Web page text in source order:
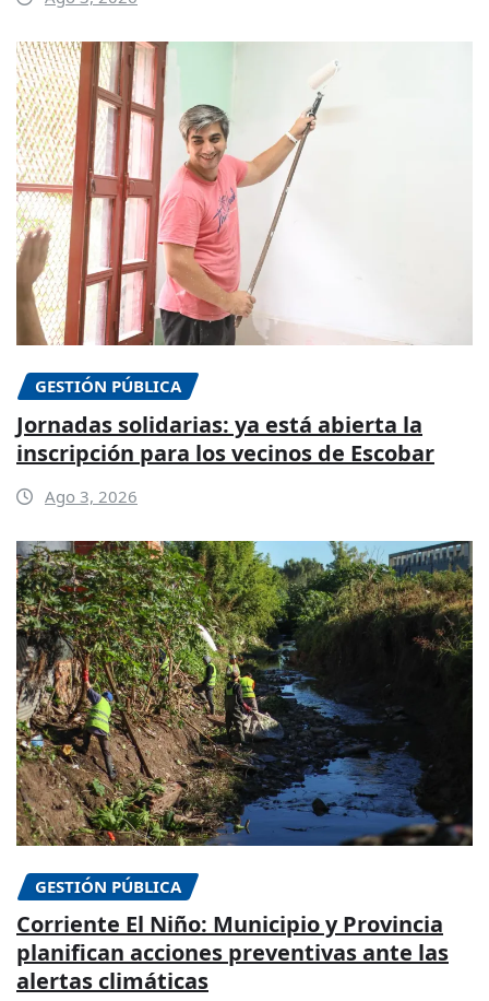
GESTIÓN PÚBLICA
Jornadas solidarias: ya está abierta la
inscripción para los vecinos de Escobar
Ago 3, 2026
GESTIÓN PÚBLICA
Corriente El Niño: Municipio y Provincia
planifican acciones preventivas ante las
alertas climáticas